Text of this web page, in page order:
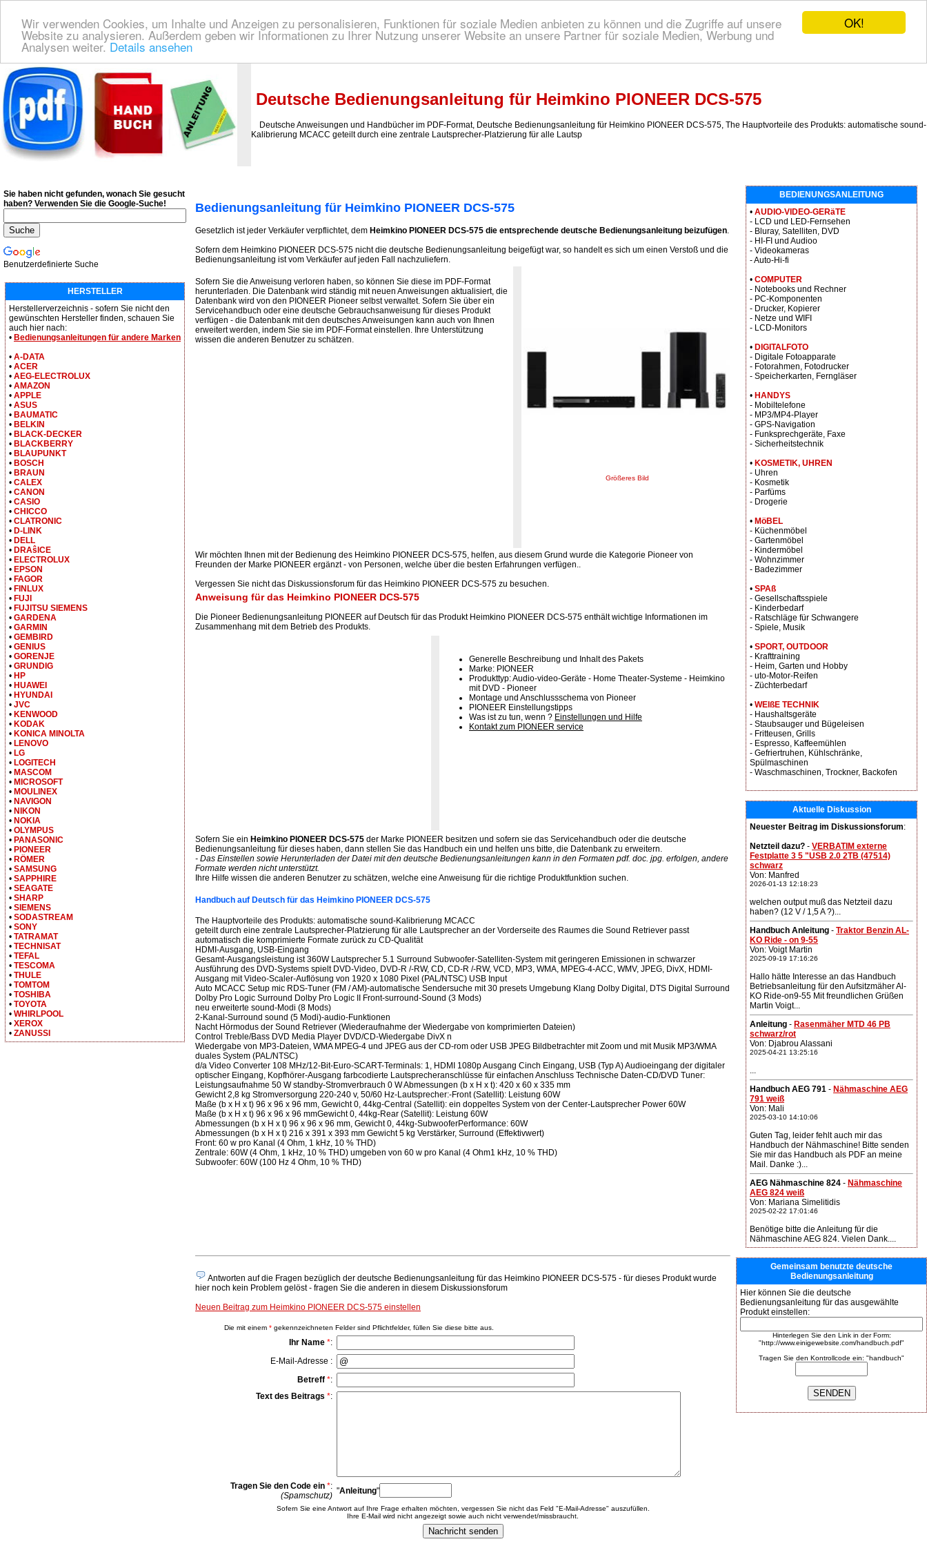
OK!
Wir verwenden Cookies, um Inhalte und Anzeigen zu personalisieren, Funktionen für soziale Medien anbieten zu können und die Zugriffe auf unsere
Website zu analysieren. Außerdem geben wir Informationen zu Ihrer Nutzung unserer Website an unsere Partner für soziale Medien, Werbung und
Analysen weiter. Details ansehen
Deutsche Bedienungsanleitung Downloaden | Wir finden für Sie das deutsches Bedienungsanleitung!
Deutsche Bedienungsanleitung für Heimkino PIONEER DCS-575
Deutsche Anweisungen und Handbücher im PDF-Format, Deutsche Bedienungsanleitung für Heimkino PIONEER DCS-575, The Hauptvorteile des Produkts: automatische sound-
Kalibrierung MCACC geteilt durch eine zentrale Lautsprecher-Platzierung für alle Lautsp
Bedienungsanleitung für Heimkino PIONEER DCS-575
Gesetzlich ist jeder Verkäufer verpflichtet, dem Heimkino PIONEER DCS-575 die entsprechende deutsche Bedienungsanleitung beizufügen.
Sofern dem Heimkino PIONEER DCS-575 nicht die deutsche Bedienungsanleitung beigefügt war, so handelt es sich um einen Verstoß und die
Bedienungsanleitung ist vom Verkäufer auf jeden Fall nachzuliefern.
Sofern Sie die Anweisung verloren haben, so können Sie diese im PDF-Format
herunterladen. Die Datenbank wird ständig mit neuen Anweisungen aktualisiert, die
Datenbank wird von den PIONEER Pioneer selbst verwaltet. Sofern Sie über ein
Servicehandbuch oder eine deutsche Gebrauchsanweisung für dieses Produkt
verfügen - die Datenbank mit den deutsches Anweisungen kann auch von Ihnen
erweitert werden, indem Sie sie im PDF-Format einstellen. Ihre Unterstützung
wissen die anderen Benutzer zu schätzen.
Größeres Bild
Wir möchten Ihnen mit der Bedienung des Heimkino PIONEER DCS-575, helfen, aus diesem Grund wurde die Kategorie Pioneer von
Freunden der Marke PIONEER ergänzt - von Personen, welche über die besten Erfahrungen verfügen..
Vergessen Sie nicht das Diskussionsforum für das Heimkino PIONEER DCS-575 zu besuchen.
Anweisung für das Heimkino PIONEER DCS-575
Die Pioneer Bedienungsanleitung PIONEER auf Deutsch für das Produkt Heimkino PIONEER DCS-575 enthält wichtige Informationen im
Zusammenhang mit dem Betrieb des Produkts.
Generelle Beschreibung und Inhalt des Pakets
Marke: PIONEER
Produkttyp: Audio-video-Geräte - Home Theater-Systeme - Heimkino
mit DVD - Pioneer
Montage und Anschlussschema von Pioneer
PIONEER Einstellungstipps
Was ist zu tun, wenn ? Einstellungen und Hilfe
Kontakt zum PIONEER service
Sofern Sie ein Heimkino PIONEER DCS-575 der Marke PIONEER besitzen und sofern sie das Servicehandbuch oder die deutsche
Bedienungsanleitung für dieses haben, dann stellen Sie das Handbuch ein und helfen uns bitte, die Datenbank zu erweitern.
- Das Einstellen sowie Herunterladen der Datei mit den deutsche Bedienungsanleitungen kann in den Formaten pdf. doc. jpg. erfolgen, andere
Formate werden nicht unterstützt.
Ihre Hilfe wissen die anderen Benutzer zu schätzen, welche eine Anweisung für die richtige Produktfunktion suchen.
Handbuch auf Deutsch für das Heimkino PIONEER DCS-575
The Hauptvorteile des Produkts: automatische sound-Kalibrierung MCACC
geteilt durch eine zentrale Lautsprecher-Platzierung für alle Lautsprecher an der Vorderseite des Raumes die Sound Retriever passt
automatisch die komprimierte Formate zurück zu CD-Qualität
HDMI-Ausgang, USB-Eingang
Gesamt-Ausgangsleistung ist 360W Lautsprecher 5.1 Surround Subwoofer-Satelliten-System mit geringeren Emissionen in schwarzer
Ausführung des DVD-Systems spielt DVD-Video, DVD-R /-RW, CD, CD-R /-RW, VCD, MP3, WMA, MPEG-4-ACC, WMV, JPEG, DivX, HDMI-
Ausgang mit Video-Scaler-Auflösung von 1920 x 1080 Pixel (PAL/NTSC) USB Input
Auto MCACC Setup mic RDS-Tuner (FM / AM)-automatische Sendersuche mit 30 presets Umgebung Klang Dolby Digital, DTS Digital Surround
Dolby Pro Logic Surround Dolby Pro Logic II Front-surround-Sound (3 Mods)
neu erweiterte sound-Modi (8 Mods)
2-Kanal-Surround sound (5 Modi)-audio-Funktionen
Nacht Hörmodus der Sound Retriever (Wiederaufnahme der Wiedergabe von komprimierten Dateien)
Control Treble/Bass DVD Media Player DVD/CD-Wiedergabe DivX n
Wiedergabe von MP3-Dateien, WMA MPEG-4 und JPEG aus der CD-rom oder USB JPEG Bildbetrachter mit Zoom und mit Musik MP3/WMA
duales System (PAL/NTSC)
d/a Video Converter 108 MHz/12-Bit-Euro-SCART-Terminals: 1, HDMI 1080p Ausgang Cinch Eingang, USB (Typ A) Audioeingang der digitaler
optischer Eingang, Kopfhörer-Ausgang farbcodierte Lautsprecheranschlüsse für einfachen Anschluss Technische Daten-CD/DVD Tuner:
Leistungsaufnahme 50 W standby-Stromverbrauch 0 W Abmessungen (b x H x t): 420 x 60 x 335 mm
Gewicht 2,8 kg Stromversorgung 220-240 v, 50/60 Hz-Lautsprecher:-Front (Satellit): Leistung 60W
Maße (b x H x t) 96 x 96 x 96 mm, Gewicht 0, 44kg-Central (Satellit): ein doppeltes System von der Center-Lautsprecher Power 60W
Maße (b x H x t) 96 x 96 x 96 mmGewicht 0, 44kg-Rear (Satellit): Leistung 60W
Abmessungen (b x H x t) 96 x 96 x 96 mm, Gewicht 0, 44kg-SubwooferPerformance: 60W
Abmessungen (b x H x t) 216 x 391 x 393 mm Gewicht 5 kg Verstärker, Surround (Effektivwert)
Front: 60 w pro Kanal (4 Ohm, 1 kHz, 10 % THD)
Zentrale: 60W (4 Ohm, 1 kHz, 10 % THD) umgeben von 60 w pro Kanal (4 Ohm1 kHz, 10 % THD)
Subwoofer: 60W (100 Hz 4 Ohm, 10 % THD)
Antworten auf die Fragen bezüglich der deutsche Bedienungsanleitung für das Heimkino PIONEER DCS-575 - für dieses Produkt wurde
hier noch kein Problem gelöst - fragen Sie die anderen in diesem Diskussionsforum
Neuen Beitrag zum Heimkino PIONEER DCS-575 einstellen
Die mit einem * gekennzeichneten Felder sind Pflichtfelder, füllen Sie diese bitte aus.
Ihr Name *:
E-Mail-Adresse :
Betreff *:
Text des Beitrags *:
Tragen Sie den Code ein *:
(Spamschutz) "Anleitung"
Sofern Sie eine Antwort auf Ihre Frage erhalten möchten, vergessen Sie nicht das Feld "E-Mail-Adresse" auszufüllen.
Ihre E-Mail wird nicht angezeigt sowie auch nicht verwendet/missbraucht.
Sie haben nicht gefunden, wonach Sie gesucht
haben? Verwenden Sie die Google-Suche!
Benutzerdefinierte Suche
HERSTELLER
Herstellerverzeichnis - sofern Sie nicht den
gewünschten Hersteller finden, schauen Sie
auch hier nach:
• Bedienungsanleitungen für andere Marken
• A-DATA
• ACER
• AEG-ELECTROLUX
• AMAZON
• APPLE
• ASUS
• BAUMATIC
• BELKIN
• BLACK-DECKER
• BLACKBERRY
• BLAUPUNKT
• BOSCH
• BRAUN
• CALEX
• CANON
• CASIO
• CHICCO
• CLATRONIC
• D-LINK
• DELL
• DRAŝICE
• ELECTROLUX
• EPSON
• FAGOR
• FINLUX
• FUJI
• FUJITSU SIEMENS
• GARDENA
• GARMIN
• GEMBIRD
• GENIUS
• GORENJE
• GRUNDIG
• HP
• HUAWEI
• HYUNDAI
• JVC
• KENWOOD
• KODAK
• KONICA MINOLTA
• LENOVO
• LG
• LOGITECH
• MASCOM
• MICROSOFT
• MOULINEX
• NAVIGON
• NIKON
• NOKIA
• OLYMPUS
• PANASONIC
• PIONEER
• RÖMER
• SAMSUNG
• SAPPHIRE
• SEAGATE
• SHARP
• SIEMENS
• SODASTREAM
• SONY
• TATRAMAT
• TECHNISAT
• TEFAL
• TESCOMA
• THULE
• TOMTOM
• TOSHIBA
• TOYOTA
• WHIRLPOOL
• XEROX
• ZANUSSI
BEDIENUNGSANLEITUNG
• AUDIO-VIDEO-GERäTE
- LCD und LED-Fernsehen
- Bluray, Satelliten, DVD
- HI-FI und Audioo
- Videokameras
- Auto-Hi-fi
• COMPUTER
- Notebooks und Rechner
- PC-Komponenten
- Drucker, Kopierer
- Netze und WIFI
- LCD-Monitors
• DIGITALFOTO
- Digitale Fotoapparate
- Fotorahmen, Fotodrucker
- Speicherkarten, Ferngläser
• HANDYS
- Mobiltelefone
- MP3/MP4-Player
- GPS-Navigation
- Funksprechgeräte, Faxe
- Sicherheitstechnik
• KOSMETIK, UHREN
- Uhren
- Kosmetik
- Parfüms
- Drogerie
• MöBEL
- Küchenmöbel
- Gartenmöbel
- Kindermöbel
- Wohnzimmer
- Badezimmer
• SPAß
- Gesellschaftsspiele
- Kinderbedarf
- Ratschläge für Schwangere
- Spiele, Musik
• SPORT, OUTDOOR
- Krafttraining
- Heim, Garten und Hobby
- uto-Motor-Reifen
- Züchterbedarf
• WEIßE TECHNIK
- Haushaltsgeräte
- Staubsauger und Bügeleisen
- Fritteusen, Grills
- Espresso, Kaffeemühlen
- Gefriertruhen, Kühlschränke,
Spülmaschinen
- Waschmaschinen, Trockner, Backofen
Aktuelle Diskussion
Neuester Beitrag im Diskussionsforum:
Netzteil dazu? - VERBATIM externe
Festplatte 3 5 "USB 2.0 2TB (47514)
schwarz
Von: Manfred
2026-01-13 12:18:23
welchen output muß das Netzteil dazu
haben? (12 V / 1,5 A ?)...
Handbuch Anleitung - Traktor Benzin AL-
KO Ride - on 9-55
Von: Voigt Martin
2025-09-19 17:16:26
Hallo hätte Interesse an das Handbuch
Betriebsanleitung für den Aufsitzmäher Al-
KO Ride-on9-55 Mit freundlichen Grüßen
Martin Voigt...
Anleitung - Rasenmäher MTD 46 PB
schwarz/rot
Von: Djabrou Alassani
2025-04-21 13:25:16
...
Handbuch AEG 791 - Nähmaschine AEG
791 weiß
Von: Mali
2025-03-10 14:10:06
Guten Tag, leider fehlt auch mir das
Handbuch der Nähmaschine! Bitte senden
Sie mir das Handbuch als PDF an meine
Mail. Danke :)...
AEG Nähmaschine 824 - Nähmaschine
AEG 824 weiß
Von: Mariana Simelitidis
2025-02-22 17:01:46
Benötige bitte die Anleitung für die
Nähmaschine AEG 824. Vielen Dank....
Gemeinsam benutzte deutsche
Bedienungsanleitung
Hier können Sie die deutsche
Bedienungsanleitung für das ausgewählte
Produkt einstellen:
Hinterlegen Sie den Link in der Form:
"http://www.einigewebsite.com/handbuch.pdf"
Tragen Sie den Kontrollcode ein: "handbuch"